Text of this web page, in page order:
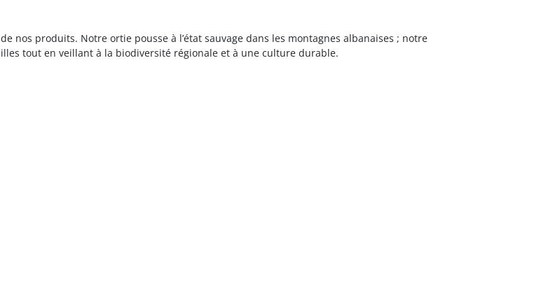
nos produits. Notre ortie pousse à l’état sauvage dans les montagnes albanaises ; notre
tout en veillant à la biodiversité régionale et à une culture durable.